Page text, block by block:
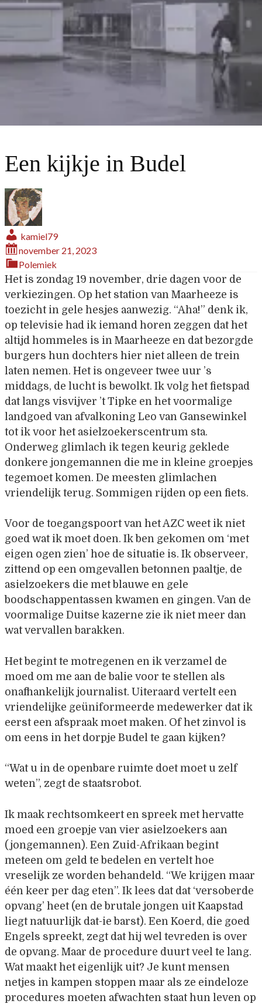
Een kijkje in Budel
kamiel79
november 21, 2023
Polemiek
Het is zondag 19 november, drie dagen voor de
verkiezingen. Op het station van Maarheeze is
toezicht in gele hesjes aanwezig. “Aha!” denk ik,
op televisie had ik iemand horen zeggen dat het
altijd hommeles is in Maarheeze en dat bezorgde
burgers hun dochters hier niet alleen de trein
laten nemen. Het is ongeveer twee uur ’s
middags, de lucht is bewolkt. Ik volg het fietspad
dat langs visvijver ’t Tipke en het voormalige
landgoed van afvalkoning Leo van Gansewinkel
tot ik voor het asielzoekerscentrum sta.
Onderweg glimlach ik tegen keurig geklede
donkere jongemannen die me in kleine groepjes
tegemoet komen. De meesten glimlachen
vriendelijk terug. Sommigen rijden op een fiets.
Voor de toegangspoort van het AZC weet ik niet
goed wat ik moet doen. Ik ben gekomen om ‘met
eigen ogen zien’ hoe de situatie is. Ik observeer,
zittend op een omgevallen betonnen paaltje, de
asielzoekers die met blauwe en gele
boodschappentassen kwamen en gingen. Van de
voormalige Duitse kazerne zie ik niet meer dan
wat vervallen barakken.
Het begint te motregenen en ik verzamel de
moed om me aan de balie voor te stellen als
onafhankelijk journalist. Uiteraard vertelt een
vriendelijke geüniformeerde medewerker dat ik
eerst een afspraak moet maken. Of het zinvol is
om eens in het dorpje Budel te gaan kijken?
“Wat u in de openbare ruimte doet moet u zelf
weten”, zegt de staatsrobot.
Ik maak rechtsomkeert en spreek met hervatte
moed een groepje van vier asielzoekers aan
(jongemannen). Een Zuid-Afrikaan begint
meteen om geld te bedelen en vertelt hoe
vreselijk ze worden behandeld. “We krijgen maar
één keer per dag eten”. Ik lees dat dat ‘versoberde
opvang’ heet (en de brutale jongen uit Kaapstad
liegt natuurlijk dat-ie barst). Een Koerd, die goed
Engels spreekt, zegt dat hij wel tevreden is over
de opvang. Maar de procedure duurt veel te lang.
Wat maakt het eigenlijk uit? Je kunt mensen
netjes in kampen stoppen maar als ze eindeloze
procedures moeten afwachten staat hun leven op